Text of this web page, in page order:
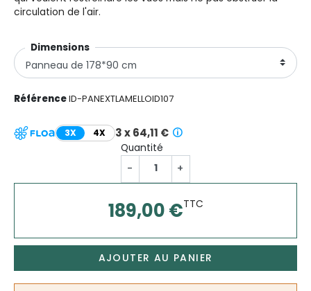
circulation de l'air.
Dimensionsㅤㅤㅤㅤㅤㅤ
RéférenceID-PANEXTLAMELLOID107
3X 4X 3 x 64,11 €
Quantité
- +
189,00 €TTC
AJOUTER AU PANIER